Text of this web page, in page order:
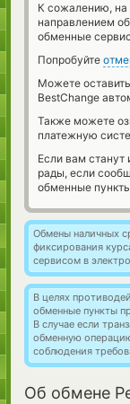
К сожалению, на
направлением
обменные
Попробуйте
Можете
BestChange
Также можете
платежную
Если вам
рады, если
обменные
Обмены наличных
фиксирования
сервисом в
В целях
обменные пункты
В случае если
обменную
соблюдения
Об обмене